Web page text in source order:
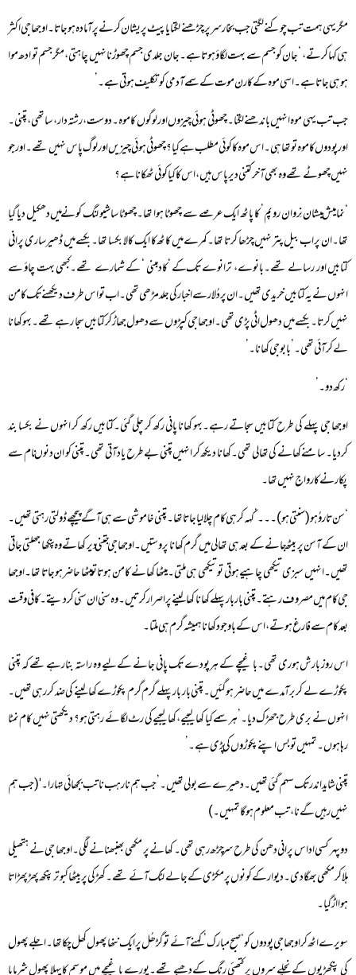
مگر یہی ہمت تب چوکنے لگتی جب بخار سر پر چڑھنے لگتا یا پیٹ پریشان کرنے پر آمادہ ہوجاتا۔اوجھا جی اکثر
ہی کہا کرتے، ‘جان کو جسم سے بہت لگاؤ ہوتا ہے۔جان جلدی جسم چھوڑنا نہیں چاہتی، مگر جسم تو ادھ موا
ہو ہی جاتا ہے۔اسی موہ کے کارن موت کے سمے آدمی کو تکلیف ہوتی ہے۔’
جب تب یہی موہ انہیں باندھنے لگتا۔چھوٹی ہوئی چیزوں اور لوگوں کا موہ۔دوست، رشتہ دار، ساتھی ، پتنی۔
اور پودوں کا موہ تو تھا ہی۔اس موہ کا کوئی مطلب ہے کیا؟ چھوٹی ہوئی چیزیں اور لوگ پاس نہیں تھے۔اور جو
نہیں چھوٹے تھے وہ بھی آخر کتنی دیر پاس ہیں، اس کا کیا کوئی ٹھکانا ہے؟
‘نمامیش میشان نِروان روپم’ کا پاٹھ ایک عرصے سے چھوٹا ہوا تھا۔چھوٹا سا شیو لنگ کونے میں دھکیل دیا گیا
تھا۔ان پر اب بیل پتر نہیں چڑھا کرتا تھا۔کمرے میں کاٹھ کا ایک کالا بکسا تھا۔بکسے میں ڈھیر ساری پرانی
کتابیں اور رسالے تھے۔بانوے، ترانوے تک کے ‘کادمبنی ‘ کے شمارے تھے۔کبھی بہت چاؤ سے
انہوں نے یہ کتابیں خریدی تھیں۔ان پر دُلار سے اخبار کی جلد مڑھی تھی۔اب تو اس طرف دیکھنے تک کا من
نہیں کرتا۔بکسے میں دھول اٹی پڑی تھی۔اوجھا جی کپڑوں سے دھول جھاڑ کر کتابیں سجا رہے تھے۔بہو کھانا
لے کر آئی تھی۔’بابو جی کھانا۔’
‘رکھ دو۔’
اوجھا جی پہلے کی طرح کتابیں سجاتے رہے۔بہو کھانا پانی رکھ کر چلی گئی۔کتابیں رکھ کر انہوں نے بکسا بند
کردیا۔ سامنے کھانے کی تھالی تھی۔ کھانا دیکھ کر انہیں پتنی بے طرح یاد آتی تھی۔پتنی کو ان دنوں نام سے
پکارنے کا رواج نہیں تھا۔
‘سن تاروُ ہو(سنتی ہو)۔۔۔’کہہ کر ہی کام چلا لیا جاتا تھا۔پتنی خاموشی سے ہی آگے پیچھے ڈولتی رہتی تھیں۔
ان کے آسن پر بیٹھ جانے کے بعد ہی تھالی میں گرم کھانا پروستیں۔اوجھا جی جتنی دیر کھاتے وہ پنکھا جھلتی جاتی
تھیں۔انہیں سبزی تیکھی چاہیے ہوتی تو تیکھی ہی ملتی۔میٹھا کھانے کا من ہوتا تو میٹھا حاضر ہوجاتا تھا۔اوجھا
جی کام میں مصروف رہتے۔پتنی بار بار پہلے کھانا کھالینے پر اصرار کرتیں۔وہ سنی ان سنی کردیتے۔کافی وقت
بعد کام سے فارغ ہوتے، اس کے باوجود کھانا ہمیشہ گرم ہی ملتا۔
اس روز بارش ہوری تھی۔باغیچے کے ہر پودے تک پانی جانے کے لیے وہ راستہ بنارہے تھے کہ پتنی
پکوڑے لے کر برآمدے میں حاضر ہوگئیں۔پتنی بار بار پہلے گرم گرم پکوڑے کھالینے کی ضد کررہی تھیں۔
انہوں نے بری طرح جھڑک دیا۔’ہر سمے کیا کھالیجیے، کھالیجیے کی رٹ لگائے رہتی ہو؟ دیکھتی نہیں کام نمٹا
رہا ہوں۔ تمہیں تو بس اپنے پکوڑوں کی پڑی ہے۔’
پتنی شاید اندر تک سہم گئی تھیں۔دھیرے سے بولی تھیں۔’جب ہم نا رہب نا تب بجھائی تہارا۔'(جب ہم
نہیں رہیں گے نا، تب معلوم ہوگا تمہیں۔)
دوپہر کسی اداس پرانی دھن کی طرح سر چڑھ رہی تھی۔ کھانے پر مکھی بھنبھنانے لگی۔ اوجھا جی نے ہتھیلی
ہلاکر مکھی بھگا دی۔دیوار کے کونوں پر مکڑی کے جالے لٹک آئے تھے۔ کھڑکی پر بیٹھا کبوتر پنکھ پھڑپھڑاتا
ہوا اڑگیا۔
سویرے اٹھ کر اوجھا جی پودوں کو ‘صبح مبارک’ کہنے آئے تو گڑھُل پر ایک ننھا پھول کھل چکا تھا۔اجلے پھول
کی پنکھڑیوں کے نچلے سروں پر کتھئی رنگ کے دھبے تھے۔پورے باغیچے میں موسم کا پہلا پھول شرمایا